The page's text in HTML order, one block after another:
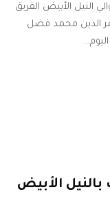
النيل الأبيض الفريق
الدين محمد فضل
الأبيض